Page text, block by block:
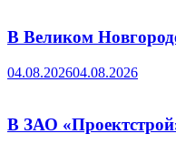
В Великом
04.08.202604.08.2026
В ЗАО